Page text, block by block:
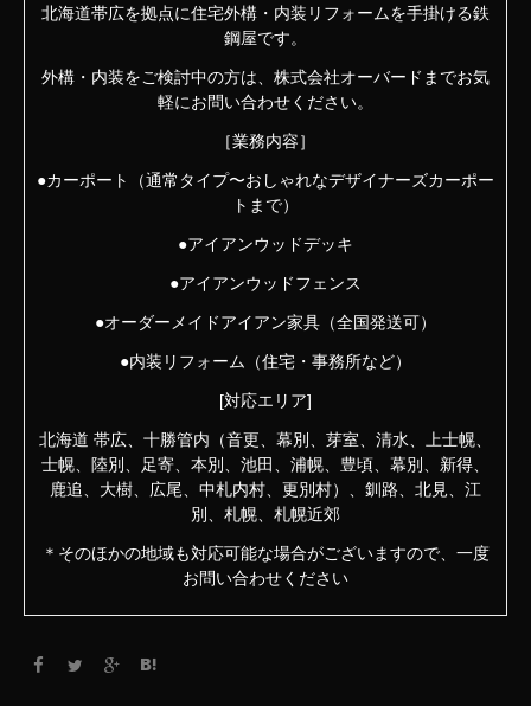
北海道帯広を拠点に住宅外構・内装リフォームを手掛ける鉄
鋼屋です。
外構・内装をご検討中の方は、株式会社オーバードまでお気
軽にお問い合わせください。
［業務内容］
●カーポート（通常タイプ〜おしゃれなデザイナーズカーポー
トまで）
●アイアンウッドデッキ
●アイアンウッドフェンス
●オーダーメイドアイアン家具（全国発送可）
●内装リフォーム（住宅・事務所など）
[対応エリア]
北海道 帯広、十勝管内（音更、幕別、芽室、清水、上士幌、
士幌、陸別、足寄、本別、池田、浦幌、豊頃、幕別、新得、
鹿追、大樹、広尾、中札内村、更別村）、釧路、北見、江
別、札幌、札幌近郊
＊そのほかの地域も対応可能な場合がございますので、一度
お問い合わせください